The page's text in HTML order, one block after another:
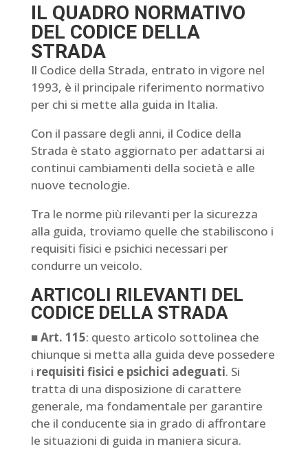
IL QUADRO NORMATIVO
DEL CODICE DELLA
STRADA
Il Codice della Strada, entrato in vigore nel
1993, è il principale riferimento normativo
per chi si mette alla guida in Italia.
Con il passare degli anni, il Codice della
Strada è stato aggiornato per adattarsi ai
continui cambiamenti della società e alle
nuove tecnologie.
Tra le norme più rilevanti per la sicurezza
alla guida, troviamo quelle che stabiliscono i
requisiti fisici e psichici necessari per
condurre un veicolo.
ARTICOLI RILEVANTI DEL
CODICE DELLA STRADA
■ Art. 115: questo articolo sottolinea che
chiunque si metta alla guida deve possedere
i requisiti fisici e psichici adeguati. Si
tratta di una disposizione di carattere
generale, ma fondamentale per garantire
che il conducente sia in grado di affrontare
le situazioni di guida in maniera sicura.